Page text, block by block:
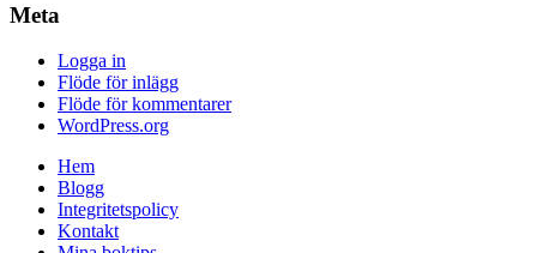
Meta
Logga in
Flöde för inlägg
Flöde för kommentarer
WordPress.org
Hem
Blogg
Integritetspolicy
Kontakt